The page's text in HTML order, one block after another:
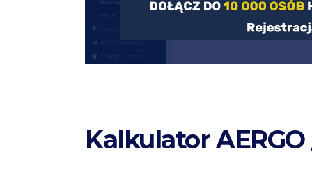
Kalkulator AERGO